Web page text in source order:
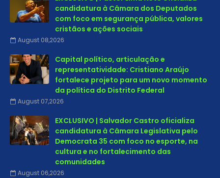
candidatura à Câmara dos Deputados
com foco em segurança pública, valores
cristãos e ações sociais
August 08,2026
Capital político, articulação e
representatividade: Cristiano Araújo
fortalece projeto para um novo momento
da política do Distrito Federal
August 07,2026
EXCLUSIVO | Salvador Castro oficializa
candidatura à Câmara Legislativa pelo
Democrata 35 com foco no esporte, na
cultura e no fortalecimento das
comunidades
August 06,2026